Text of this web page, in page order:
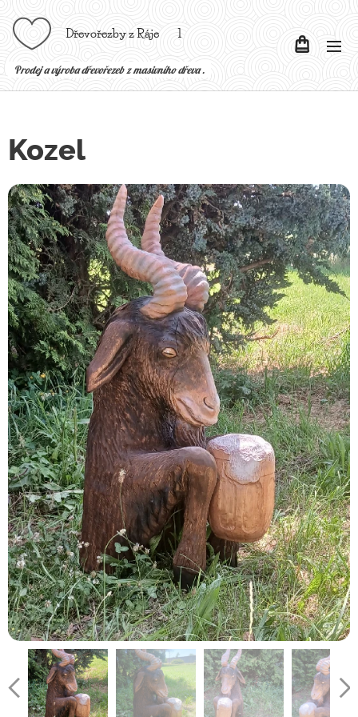
Dřevořezby z Ráje l
Prodej a výroba dřevořezeb z masivního dřeva .
Kozel